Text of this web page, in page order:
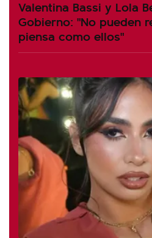
Valentina Bassi y Lola
Gobierno: "No pueden
piensa como ellos"